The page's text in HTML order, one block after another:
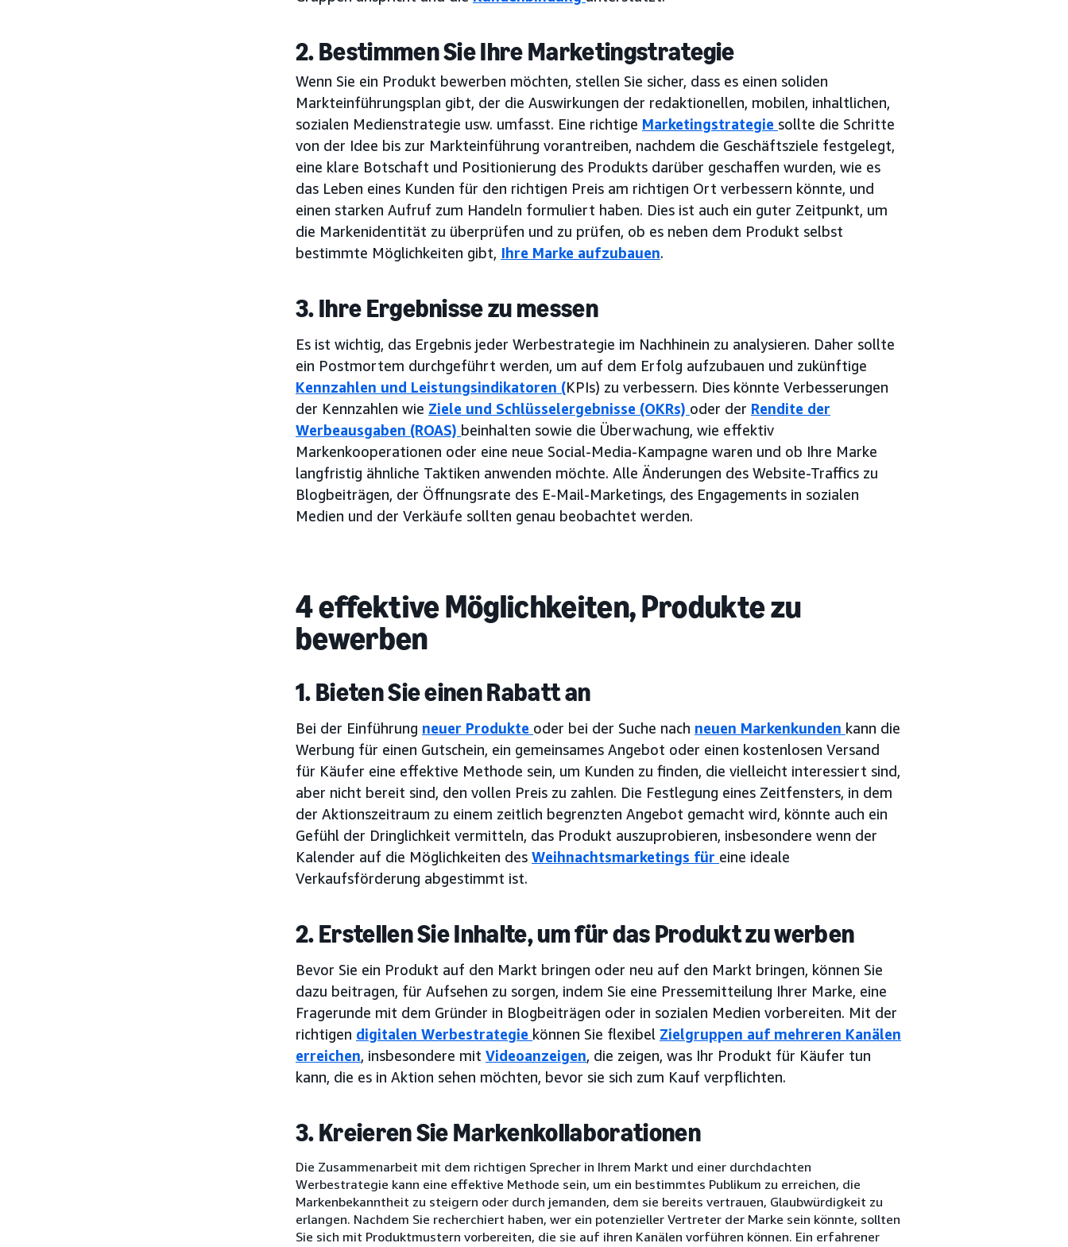
2. Bestimmen Sie Ihre Marketingstrategie
Wenn Sie ein Produkt bewerben möchten, stellen Sie sicher, dass es einen soliden
Markteinführungsplan gibt, der die Auswirkungen der redaktionellen, mobilen, inhaltlichen,
sozialen Medienstrategie usw. umfasst. Eine richtige Marketingstrategie sollte die Schritte
von der Idee bis zur Markteinführung vorantreiben, nachdem die Geschäftsziele festgelegt,
eine klare Botschaft und Positionierung des Produkts darüber geschaffen wurden, wie es
das Leben eines Kunden für den richtigen Preis am richtigen Ort verbessern könnte, und
einen starken Aufruf zum Handeln formuliert haben. Dies ist auch ein guter Zeitpunkt, um
die Markenidentität zu überprüfen und zu prüfen, ob es neben dem Produkt selbst
bestimmte Möglichkeiten gibt, Ihre Marke aufzubauen.
3. Ihre Ergebnisse zu messen
Es ist wichtig, das Ergebnis jeder Werbestrategie im Nachhinein zu analysieren. Daher sollte
ein Postmortem durchgeführt werden, um auf dem Erfolg aufzubauen und zukünftige
Kennzahlen und Leistungsindikatoren (KPIs) zu verbessern. Dies könnte Verbesserungen
der Kennzahlen wie Ziele und Schlüsselergebnisse (OKRs) oder der Rendite der
Werbeausgaben (ROAS) beinhalten sowie die Überwachung, wie effektiv
Markenkooperationen oder eine neue Social-Media-Kampagne waren und ob Ihre Marke
langfristig ähnliche Taktiken anwenden möchte. Alle Änderungen des Website-Traffics zu
Blogbeiträgen, der Öffnungsrate des E-Mail-Marketings, des Engagements in sozialen
Medien und der Verkäufe sollten genau beobachtet werden.
4 effektive Möglichkeiten, Produkte zu
bewerben
1. Bieten Sie einen Rabatt an
Bei der Einführung neuer Produkte oder bei der Suche nach neuen Markenkunden kann die
Werbung für einen Gutschein, ein gemeinsames Angebot oder einen kostenlosen Versand
für Käufer eine effektive Methode sein, um Kunden zu finden, die vielleicht interessiert sind,
aber nicht bereit sind, den vollen Preis zu zahlen. Die Festlegung eines Zeitfensters, in dem
der Aktionszeitraum zu einem zeitlich begrenzten Angebot gemacht wird, könnte auch ein
Gefühl der Dringlichkeit vermitteln, das Produkt auszuprobieren, insbesondere wenn der
Kalender auf die Möglichkeiten des Weihnachtsmarketings für eine ideale
Verkaufsförderung abgestimmt ist.
2. Erstellen Sie Inhalte, um für das Produkt zu werben
Bevor Sie ein Produkt auf den Markt bringen oder neu auf den Markt bringen, können Sie
dazu beitragen, für Aufsehen zu sorgen, indem Sie eine Pressemitteilung Ihrer Marke, eine
Fragerunde mit dem Gründer in Blogbeiträgen oder in sozialen Medien vorbereiten. Mit der
richtigen digitalen Werbestrategie können Sie flexibel Zielgruppen auf mehreren Kanälen
erreichen, insbesondere mit Videoanzeigen, die zeigen, was Ihr Produkt für Käufer tun
kann, die es in Aktion sehen möchten, bevor sie sich zum Kauf verpflichten.
3. Kreieren Sie Markenkollaborationen
Die Zusammenarbeit mit dem richtigen Sprecher in Ihrem Markt und einer durchdachten
Werbestrategie kann eine effektive Methode sein, um ein bestimmtes Publikum zu erreichen, die
Markenbekanntheit zu steigern oder durch jemanden, dem sie bereits vertrauen, Glaubwürdigkeit zu
erlangen. Nachdem Sie recherchiert haben, wer ein potenzieller Vertreter der Marke sein könnte, sollten
Sie sich mit Produktmustern vorbereiten, die sie auf ihren Kanälen vorführen können. Ein erfahrener